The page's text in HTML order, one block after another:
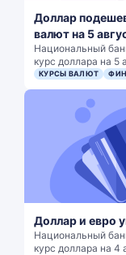
Доллар
валют на 5
Национальный
курс доллара на 5
КУРСЫ ВАЛЮТ
Доллар и евро
Национальный
курс доллара на 4